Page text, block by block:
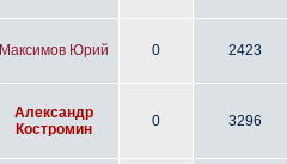
Максимов Юрий 0 2423
Александр
Костромин
0 3296